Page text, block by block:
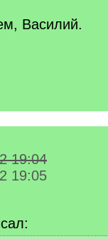
Василий.
19:04
19:05